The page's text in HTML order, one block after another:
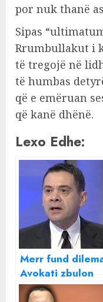
por nuk thanë
Sipas
Rrumbullakut i
të tregojë në
të humbas
që e emëruan
që kanë dhënë.
Lexo Edhe:
Merr fund
Avokati zbulon
shtetin ku